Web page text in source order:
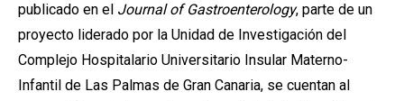
publicado en el Journal of Gastroenterology, parte de un
proyecto liderado por la Unidad de Investigación del
Complejo Hospitalario Universitario Insular Materno-
Infantil de Las Palmas de Gran Canaria, se cuentan al